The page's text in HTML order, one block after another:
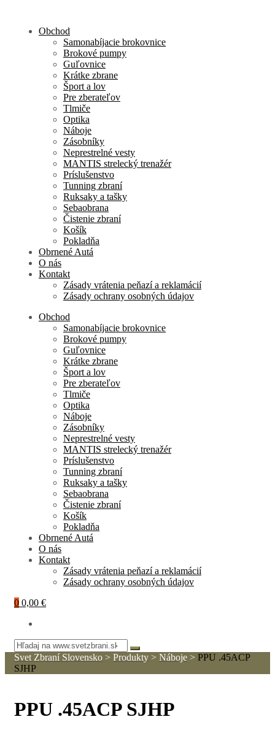
Obchod
Samonabíjacie brokovnice
Brokové pumpy
Guľovnice
Krátke zbrane
Šport a lov
Pre zberateľov
Tlmiče
Optika
Náboje
Zásobníky
Neprestrelné vesty
MANTIS strelecký trenažér
Príslušenstvo
Tunning zbraní
Ruksaky a tašky
Sebaobrana
Čistenie zbraní
Košík
Pokladňa
Obrnené Autá
O nás
Kontakt
Zásady vrátenia peňazí a reklamácií
Zásady ochrany osobných údajov
Obchod
Samonabíjacie brokovnice
Brokové pumpy
Guľovnice
Krátke zbrane
Šport a lov
Pre zberateľov
Tlmiče
Optika
Náboje
Zásobníky
Neprestrelné vesty
MANTIS strelecký trenažér
Príslušenstvo
Tunning zbraní
Ruksaky a tašky
Sebaobrana
Čistenie zbraní
Košík
Pokladňa
Obrnené Autá
O nás
Kontakt
Zásady vrátenia peňazí a reklamácií
Zásady ochrany osobných údajov
0 0,00 €
Svet Zbraní Slovensko > Produkty > Náboje > PPU .45ACP
SJHP
PPU .45ACP SJHP